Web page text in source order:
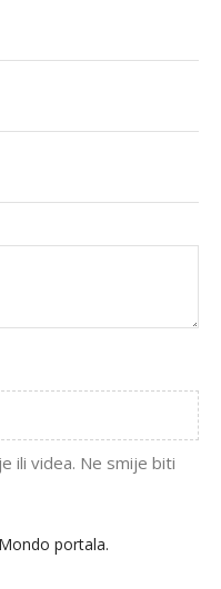
ili videa. Ne smije biti
Mondo portala.